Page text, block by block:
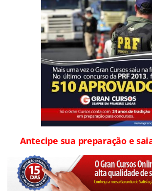
Antecipe sua preparação e